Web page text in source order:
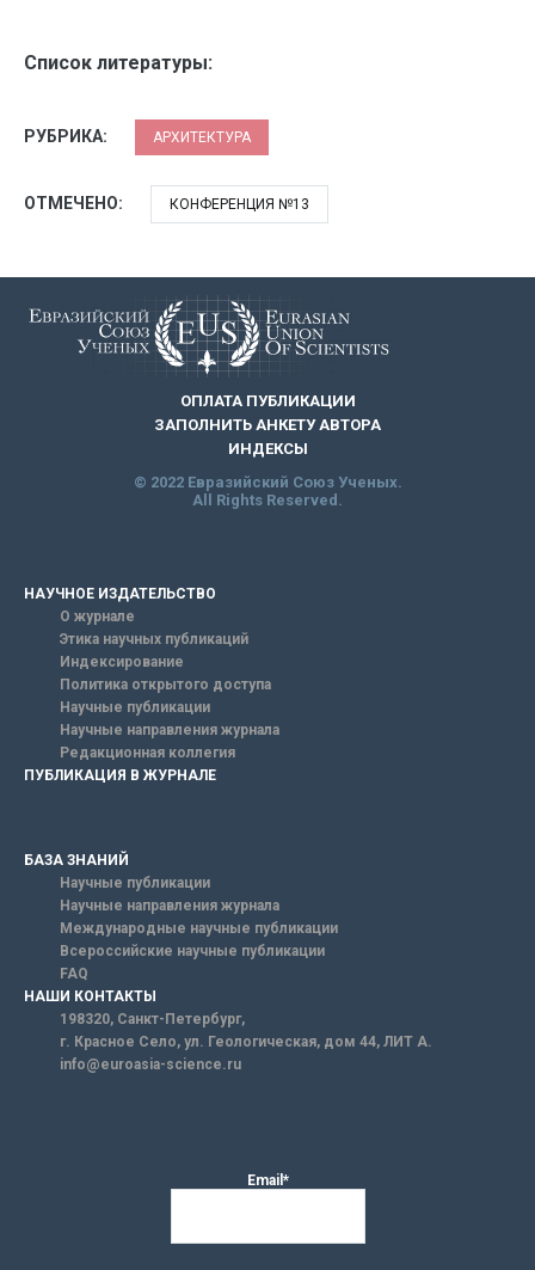
Список литературы:
РУБРИКА: АРХИТЕКТУРА
ОТМЕЧЕНО: КОНФЕРЕНЦИЯ №13
ОПЛАТА ПУБЛИКАЦИИ
ЗАПОЛНИТЬ АНКЕТУ АВТОРА
ИНДЕКСЫ
© 2022 Евразийский Союз Ученых.
All Rights Reserved.
НАУЧНОЕ ИЗДАТЕЛЬСТВО
О журнале
Этика научных публикаций
Индексирование
Политика открытого доступа
Научные публикации
Научные направления журнала
Редакционная коллегия
ПУБЛИКАЦИЯ В ЖУРНАЛЕ
БАЗА ЗНАНИЙ
Научные публикации
Научные направления журнала
Международные научные публикации
Всероссийские научные публикации
FAQ
НАШИ КОНТАКТЫ
198320, Санкт-Петербург,
г. Красное Село, ул. Геологическая, дом 44, ЛИТ А.
info@euroasia-science.ru
Email*